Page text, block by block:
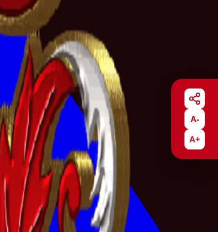
A-
A+